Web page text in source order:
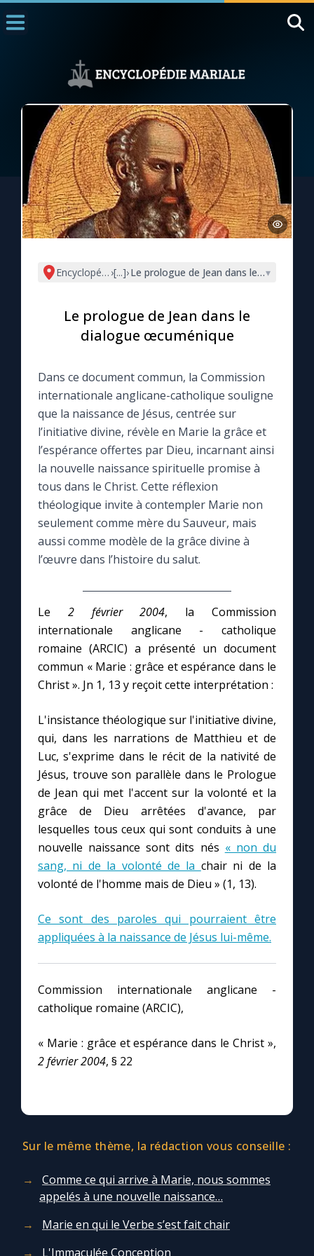
1000 Raisons de Croire
L'actualité de la semaine
La chaîne Youtube
La newsletter
La vidéo de la semaine
Le magazine
Le site internet
Questions-réponses
Prier au quotidien
Avec Thérèse de Lisieux
L'Évangile chaque jour
Les premiers samedis du mois
Marie qui défait les nœuds
Mes intentions de prière
Une Minute avec Marie
Une neuvaine
À la une
Chapelet pour le monde
Contact
Marie de Nazareth
Encyclopédie mariale
›[...]›Le prologue de Jean dans le dialogue
▾
Le prologue de Jean dans le
dialogue œcuménique
Dans ce document commun, la Commission
internationale anglicane-catholique souligne
que la naissance de Jésus, centrée sur
l’initiative divine, révèle en Marie la grâce et
l’espérance offertes par Dieu, incarnant ainsi
la nouvelle naissance spirituelle promise à
tous dans le Christ. Cette réflexion
théologique invite à contempler Marie non
seulement comme mère du Sauveur, mais
aussi comme modèle de la grâce divine à
l’œuvre dans l’histoire du salut.
Le 2 février 2004, la Commission
internationale anglicane - catholique
romaine (ARCIC) a présenté un document
commun « Marie : grâce et espérance dans le
Christ ». Jn 1, 13 y reçoit cette interprétation :
L'insistance théologique sur l'initiative divine,
qui, dans les narrations de Matthieu et de
Luc, s'exprime dans le récit de la nativité de
Jésus, trouve son parallèle dans le Prologue
de Jean qui met l'accent sur la volonté et la
grâce de Dieu arrêtées d'avance, par
lesquelles tous ceux qui sont conduits à une
nouvelle naissance sont dits nés « non du
sang, ni de la volonté de la chair ni de la
volonté de l'homme mais de Dieu » (1, 13).
Ce sont des paroles qui pourraient être
appliquées à la naissance de Jésus lui-même.
Commission internationale anglicane -
catholique romaine (ARCIC),
« Marie : grâce et espérance dans le Christ »,
2 février 2004, § 22
Sur le même thème, la rédaction vous conseille :
Comme ce qui arrive à Marie, nous sommes
appelés à une nouvelle naissance…
Marie en qui le Verbe s’est fait chair
L'Immaculée Conception